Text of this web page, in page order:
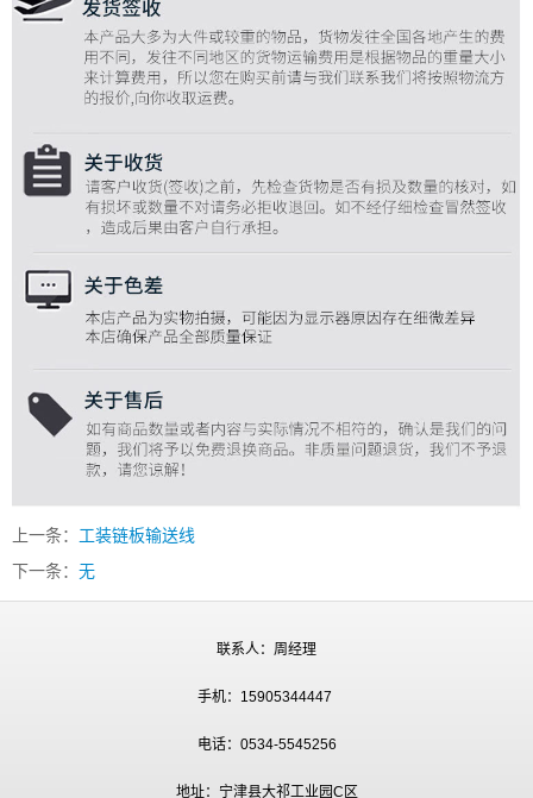
上一条： 工装链板输送线
下一条： 无
联系人：周经理
手机：15905344447
电话：0534-5545256
地址：宁津县大祁工业园C区